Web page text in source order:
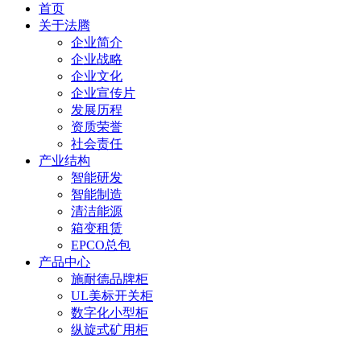
首页
关于法腾
企业简介
企业战略
企业文化
企业宣传片
发展历程
资质荣誉
社会责任
产业结构
智能研发
智能制造
清洁能源
箱变租赁
EPCO总包
产品中心
施耐德品牌柜
UL美标开关柜
数字化小型柜
纵旋式矿用柜